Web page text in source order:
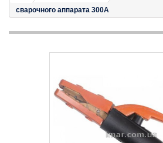
сварочного аппарата 300А